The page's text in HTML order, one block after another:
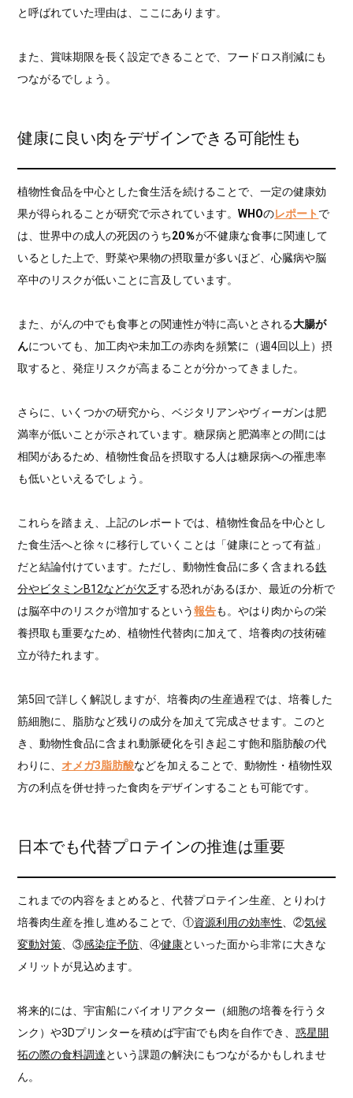
と呼ばれていた理由は、ここにあります。
また、賞味期限を長く設定できることで、フードロス削減にも
つながるでしょう。
健康に良い肉をデザインできる可能性も
植物性食品を中心とした食生活を続けることで、一定の健康効
果が得られることが研究で示されています。WHOのレポート で
は、世界中の成人の死因のうち20％が不健康な食事に関連して
いるとした上で、野菜や果物の摂取量が多いほど、心臓病や脳
卒中のリスクが低いことに言及しています。
また、がんの中でも食事との関連性が特に高いとされる大腸が
んについても、加工肉や未加工の赤肉を頻繁に（週4回以上）摂
取すると、発症リスクが高まることが分かってきました。
さらに、いくつかの研究から、ベジタリアンやヴィーガンは肥
満率が低いことが示されています。糖尿病と肥満率との間には
相関があるため、植物性食品を摂取する人は糖尿病への罹患率
も低いといえるでしょう。
これらを踏まえ、上記のレポートでは、植物性食品を中心とし
た食生活へと徐々に移行していくことは「健康にとって有益」
だと結論付けています。ただし、動物性食品に多く含まれる鉄
分やビタミンB12などが欠乏する恐れがあるほか、最近の分析で
は脳卒中のリスクが増加するという報告も。やはり肉からの栄
養摂取も重要なため、植物性代替肉に加えて、培養肉の技術確
立が待たれます。
第5回で詳しく解説しますが、培養肉の生産過程では、培養した
筋細胞に、脂肪など残りの成分を加えて完成させます。このと
き、動物性食品に含まれ動脈硬化を引き起こす飽和脂肪酸の代
わりに、オメガ3脂肪酸などを加えることで、動物性・植物性双
方の利点を併せ持った食肉をデザインすることも可能です。
日本でも代替プロテインの推進は重要
これまでの内容をまとめると、代替プロテイン生産、とりわけ
培養肉生産を推し進めることで、①資源利用の効率性、②気候
変動対策、③感染症予防、④健康といった面から非常に大きな
メリットが見込めます。
将来的には、宇宙船にバイオリアクター（細胞の培養を行うタ
ンク）や3Dプリンターを積めば宇宙でも肉を自作でき、惑星開
拓の際の食料調達という課題の解決にもつながるかもしれませ
ん。